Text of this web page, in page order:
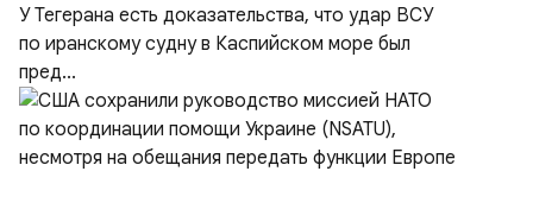
море был преднамеренным, несмотря на
заверения Киева
У Тегерана есть доказательства, что удар ВСУ
по иранскому судну в Каспийском море был
пред...